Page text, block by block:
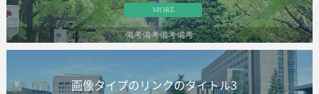
MORE
備考備考備考備考
画像タイプのリンクのタイトル3